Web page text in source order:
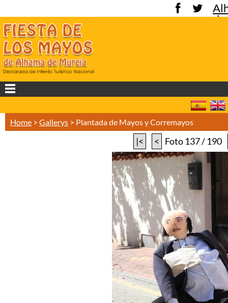
de
Home > Gallerys > Plantada de Mayos y Corremayos
|< < Foto 137 / 190